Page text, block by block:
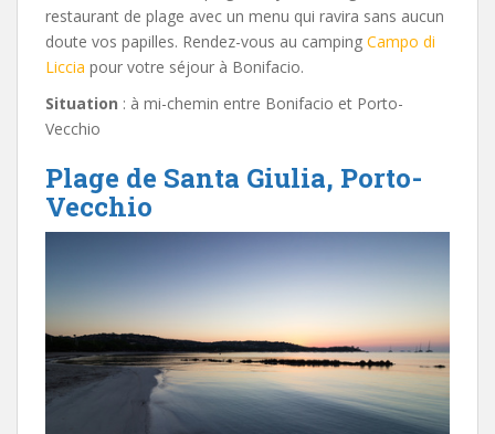
restaurant de plage avec un menu qui ravira sans aucun
doute vos papilles. Rendez-vous au camping Campo di
Liccia pour votre séjour à Bonifacio.
Situation : à mi-chemin entre Bonifacio et Porto-
Vecchio
Plage de Santa Giulia, Porto-
Vecchio